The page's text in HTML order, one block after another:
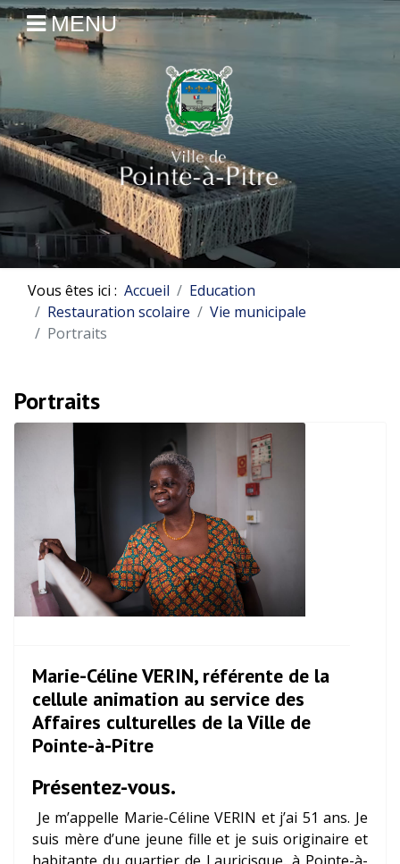
MENU
Vous êtes ici : Accueil
Education
Restauration scolaire
Vie municipale
Portraits
Portraits
Marie-Céline VERIN, référente de la
cellule animation au service des
Affaires culturelles de la Ville de
Pointe-à-Pitre
Présentez-vous.
Je m’appelle Marie-Céline VERIN et j’ai 51 ans. Je
suis mère d’une jeune fille et je suis originaire et